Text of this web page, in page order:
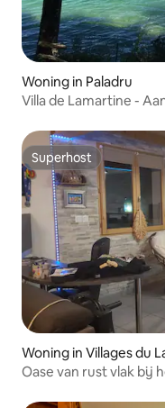
Woning in Paladru
Villa de Lamartine -
Superhost
Superhost
Woning in Villages du
Oase van rust vlak bij